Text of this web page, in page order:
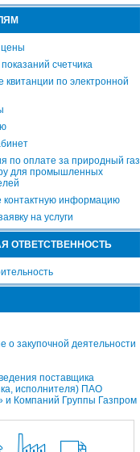
счетчика
квитанции по электронной
по оплате за природный газ
для промышленных
информацию
на услуги
ОТВЕТСТВЕННОСТЬ
о закупочной деятельности
поставщика
исполнителя) ПАО
и Компаний Группы Газпром